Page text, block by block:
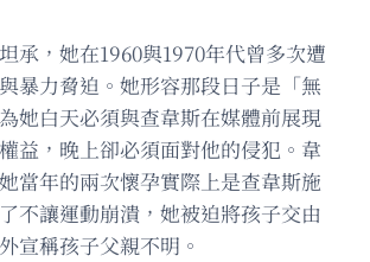
承，她在1960與1970年代曾多次遭
暴力脅迫。她形容那段日子是「無
她白天必須與查韋斯在媒體前展現
益，晚上卻必須面對他的侵犯。韋
當年的兩次懷孕實際上是查韋斯施
不讓運動崩潰，她被迫將孩子交由
宣稱孩子父親不明。